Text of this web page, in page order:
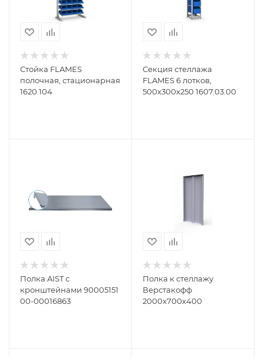
Стойка FLAMES
полочная, стационарная
1620.104
Секция стеллажа
FLAMES 6 лотков,
500х300х250 1607.03.00
Полка AIST с
кронштейнами 90005151
00-00016863
Полка к стеллажу
Верстакофф
2000х700х400